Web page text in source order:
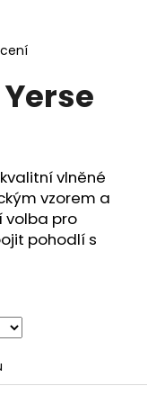
vlněné
vzorem a
volba pro
pohodlí s